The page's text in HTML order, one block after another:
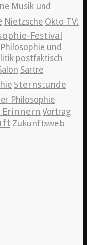
Musik und
Nietzsche Okto TV:
Festival
Philosophie und
postfaktisch
Sartre
Sternstunde
Philosophie
Erinnern Vortrag
Zukunftsweb